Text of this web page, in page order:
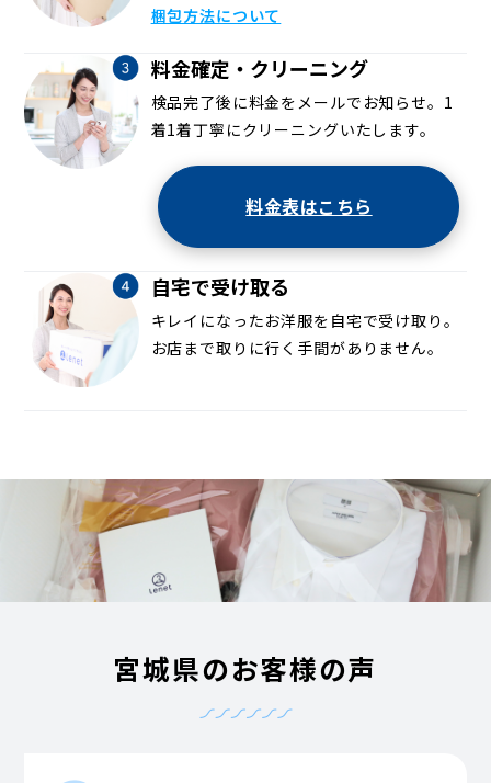
梱包方法について
料金確定・クリーニング
検品完了後に料金をメールでお知らせ。1
着1着丁寧にクリーニングいたします。
料金表はこちら
自宅で受け取る
キレイになったお洋服を自宅で受け取り。
お店まで取りに行く手間がありません。
宮城県のお客様の声